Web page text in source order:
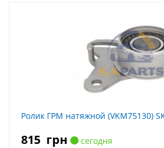
Ролик ГРМ натяжной (VKM75130)
815 грн
сегодня